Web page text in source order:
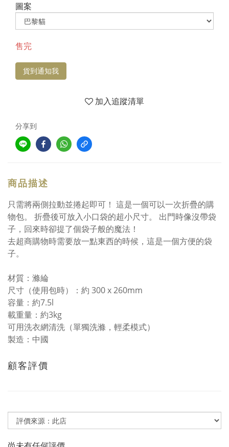
圖案
售完
貨到通知我
加入追蹤清單
分享到
商品描述
只需將兩側拉動並捲起即可！ 這是一個可以一次折疊的購
物包。 折疊後可放入小口袋的超小尺寸。 出門時像沒帶袋
子，回來時卻提了個袋子般的魔法！
去超商購物時需要放一點東西的時候，這是一個方便的袋
子。
材質：滌綸
尺寸（使用包時）：約 300 x 260mm
容量：約7.5l
載重量：約3kg
可用洗衣網清洗（單獨洗滌，輕柔模式）
製造：中國
顧客評價